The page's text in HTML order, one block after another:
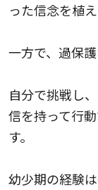
った信念を植
一方で、過保
自分で挑戦し
信を持って行
す。
幼少期の経験